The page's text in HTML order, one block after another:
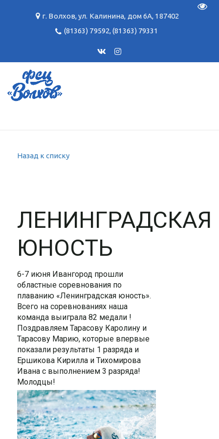
г. Волхов,ул. Калинина, дом 6А, 187402
(81363) 79592,(81363) 79331
Назад к списку
ЛЕНИНГРАДСКАЯ
ЮНОСТЬ
6-7 июня Ивангород прошли
областные соревнования по
плаванию «Ленинградская юность».
Всего на соревнованиях наша
команда выиграла 82 медали !
Поздравляем Тарасову Каролину и
Тарасову Марию, которые впервые
показали результаты 1 разряда и
Ершикова Кирилла и Тихомирова
Ивана с выполнением 3 разряда!
Молодцы!